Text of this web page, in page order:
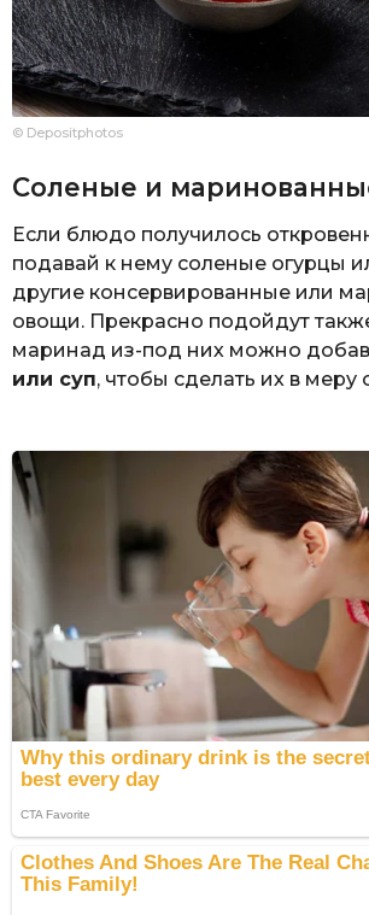
© Depositphotos
Соленые и
Если блюдо получилось
подавай к нему соленые огурцы
другие консервированные или
овощи. Прекрасно подойдут
маринад из-под них можно
или суп, чтобы сделать их в